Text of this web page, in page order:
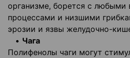
организме, борется с любыми
процессами и низшими
эрозии и язвы желудочно-
• Чага
Полифенолы чаги могут